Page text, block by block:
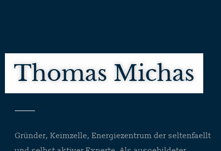
Thomas Michas
Gründer, Keimzelle, Energiezentrum der seltenfaellt